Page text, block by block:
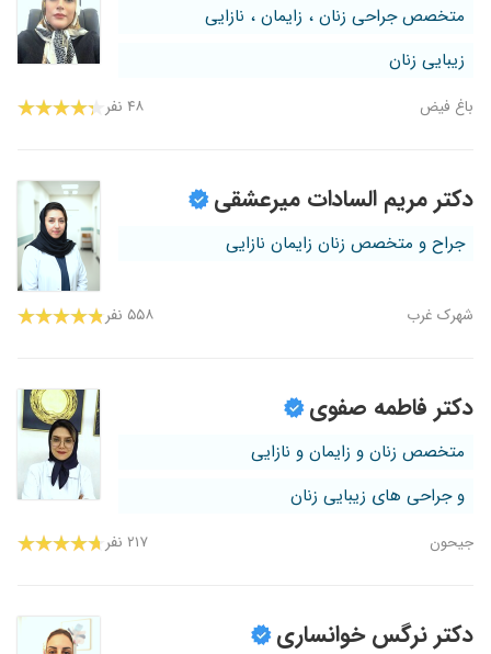
متخصص جراحی زنان ، زایمان ، نازایی
زیبایی زنان
باغ فیض ۴۸ نفر
دکتر مریم السادات میرعشقی
جراح و متخصص زنان زایمان نازایی
شهرک غرب ۵۵۸ نفر
دکتر فاطمه صفوی
متخصص زنان و زایمان و نازایی
و جراحی های زیبایی زنان
جیحون ۲۱۷ نفر
دکتر نرگس خوانساری